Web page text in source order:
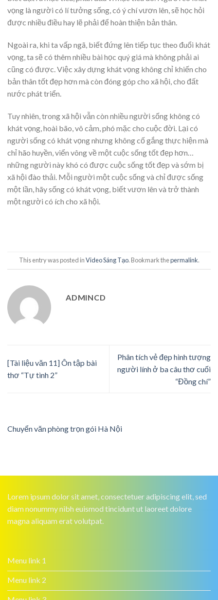
vọng là người có lí tưởng sống, có ý chí vươn lên, sẽ học hỏi
được nhiều điều hay lẽ phải để hoàn thiện bản thân.
Ngoài ra, khi ta vấp ngã, biết đứng lên tiếp tục theo đuổi khát
vọng, ta sẽ có thêm nhiều bài học quý giá mà không phải ai
cũng có được. Việc xây dựng khát vọng không chỉ khiến cho
bản thân tốt đẹp hơn mà còn đóng góp cho xã hội, cho đất
nước phát triển.
Tuy nhiên, trong xã hội vẫn còn nhiều người sống không có
khát vọng, hoài bão, vô cảm, phó mặc cho cuộc đời. Lại có
người sống có khát vọng nhưng không cố gắng thực hiện mà
chỉ hão huyền, viển vông về một cuộc sống tốt đẹp hơn…
những người này khó có được cuộc sống tốt đẹp và sớm bị
xã hội đào thải. Mỗi người một cuộc sống và chỉ được sống
một lần, hãy sống có khát vọng, biết vươn lên và trở thành
một người có ích cho xã hội.
This entry was posted inVideo Sáng Tạo. Bookmark thepermalink.
ADMINCD
[Tài liệu văn 11] Ôn tập bài
thơ “Tự tình 2”
Phân tích vẻ đẹp hình tượng
người lính ở ba câu thơ cuối
“Đồng chí”
Chuyển văn phòng trọn gói Hà Nội
Lorem ipsum dolor sit amet, consectetuer adipiscing elit, sed
diam nonummy nibh euismod tincidunt ut laoreet dolore
magna aliquam erat volutpat.
Menu link 1
Menu link 2